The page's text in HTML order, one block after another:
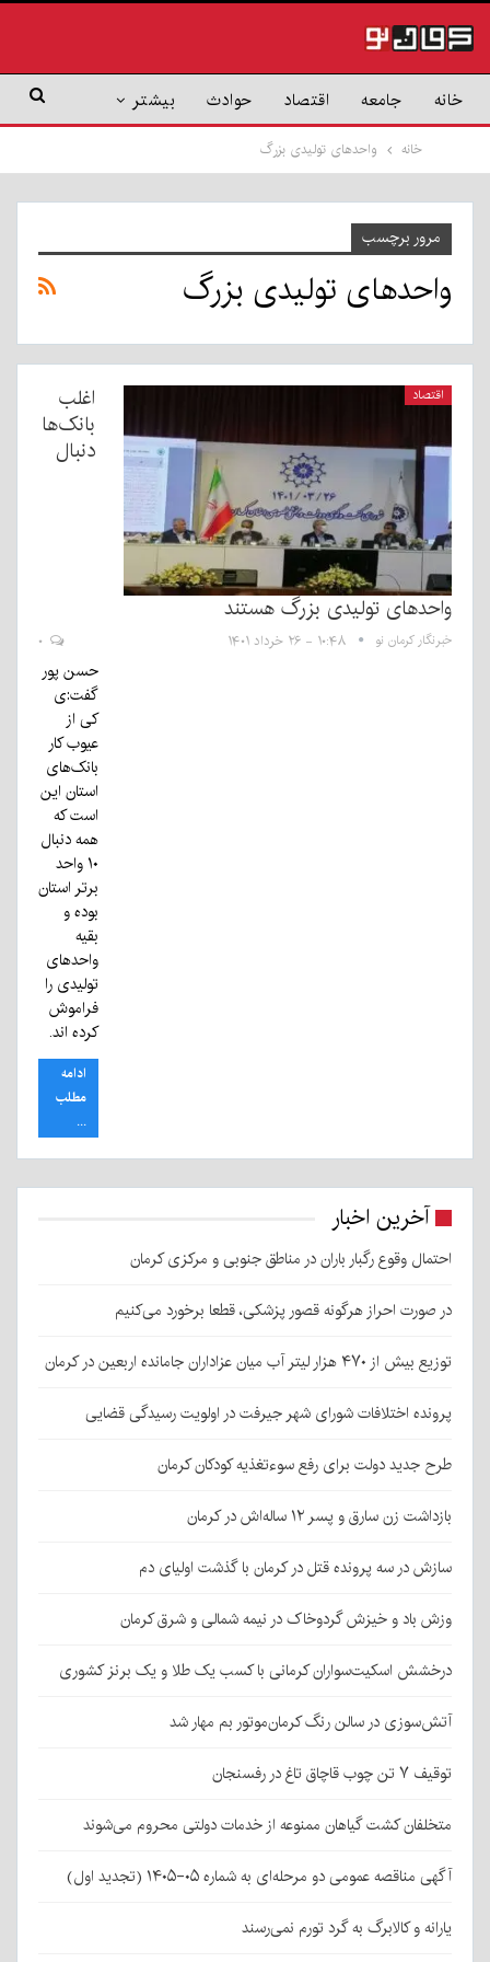
خانه جامعه اقتصاد حوادث بیشتر
خانه واحدهای تولیدی بزرگ
مرور برچسب
واحدهای تولیدی بزرگ
اقتصاد
اغلب
بانک‌ها
دنبال
واحدهای تولیدی بزرگ هستند
خبرنگار کرمان نو ۱۰:۴۸ - ۲۶ خرداد ۱۴۰۱
حسن پور
گفت:ی
کی‌ از
عیوب کار
بانک‌های
استان این
است که
همه دنبال
۱۰ واحد
برتر استان
بوده و
بقیه
واحد‌های
تولیدی را
فراموش
کرده اند.
ادامه
مطلب
...
آخرین اخبار
احتمال وقوع رگبار باران در مناطق جنوبی و مرکزی کرمان
در صورت احراز هرگونه قصور پزشکی، قطعا برخورد می‌کنیم
توزیع بیش از ۴۷۰ هزار لیتر آب میان عزاداران جامانده اربعین در کرمان
پرونده اختلافات شورای شهر جیرفت در اولویت رسیدگی قضایی
طرح جدید دولت برای رفع سوءتغذیه کودکان کرمان
بازداشت زن سارق و پسر ۱۲ ساله‌اش در کرمان
سازش در سه پرونده قتل در کرمان با گذشت اولیای دم
وزش باد و خیزش گردوخاک در نیمه شمالی و شرق کرمان
درخشش اسکیت‌سواران کرمانی با کسب یک طلا و یک برنز کشوری
آتش‌سوزی در سالن رنگ کرمان‌موتور بم مهار شد
توقیف ۷ تن چوب قاچاق تاغ در رفسنجان
متخلفان کشت گیاهان ممنوعه از خدمات دولتی محروم می‌شوند
آگهی مناقصه عمومی دو مرحله‌ای به شماره ۰۵-۱۴۰۵ (تجدید اول)
یارانه و کالابرگ به گرد تورم نمی‌رسند